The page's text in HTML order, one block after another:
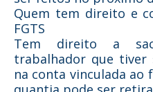
Quem tem direito e
FGTS
Tem direito a
trabalhador que tiver
na conta vinculada ao